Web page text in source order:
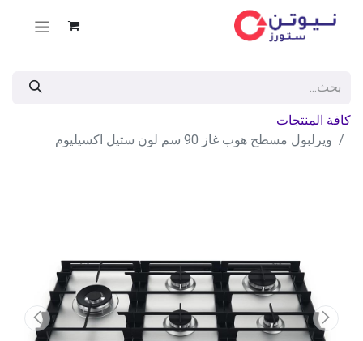
كافة المنتجات
ويرلبول مسطح هوب غاز 90 سم لون ستيل اكسيليوم